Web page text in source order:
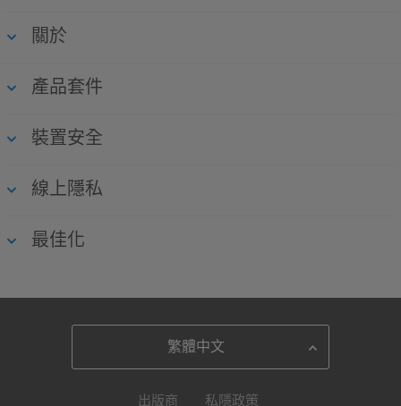
關於
產品套件
裝置安全
線上隱私
最佳化
出版商 私隱政策